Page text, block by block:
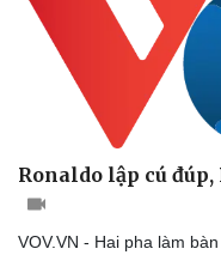
Ronaldo lập cú
VOV.VN - Hai pha làm